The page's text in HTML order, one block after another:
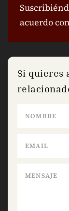
acuerdo
Si quieres